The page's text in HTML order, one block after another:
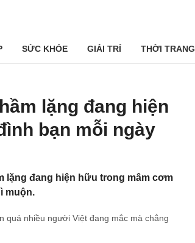
SỨC KHỎE GIẢI TRÍ THỜI TRANG
lặng đang hiện
bạn mỗi ngày
lặng đang hiện hữu trong mâm cơm
muộn.
quá nhiều người Việt đang mắc mà chẳng